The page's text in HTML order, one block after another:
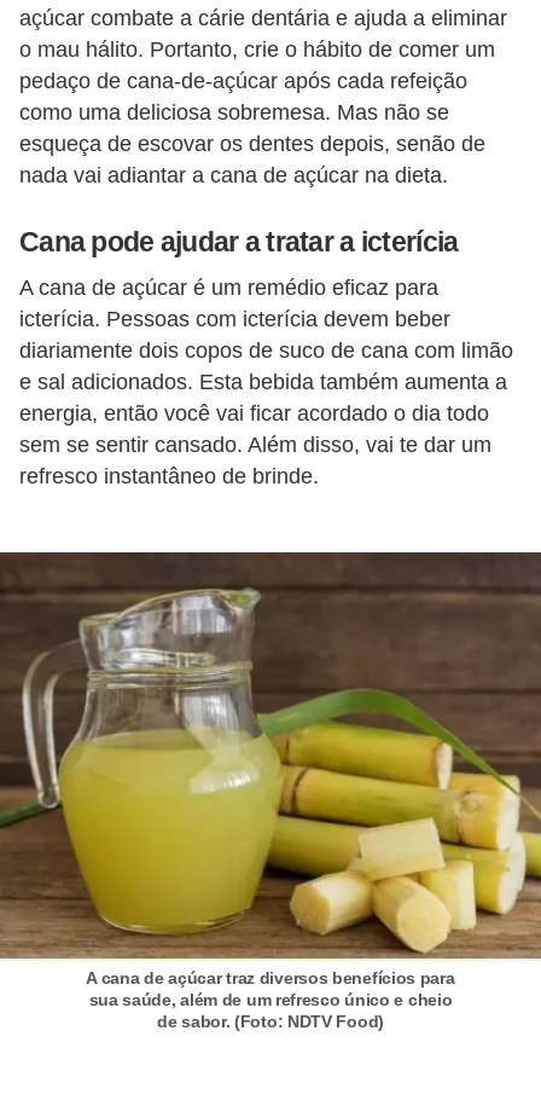
açúcar combate a cárie dentária e ajuda a eliminar
o mau hálito. Portanto, crie o hábito de comer um
pedaço de cana-de-açúcar após cada refeição
como uma deliciosa sobremesa. Mas não se
esqueça de escovar os dentes depois, senão de
nada vai adiantar a cana de açúcar na dieta.
Cana pode ajudar a tratar a icterícia
A cana de açúcar é um remédio eficaz para
icterícia. Pessoas com icterícia devem beber
diariamente dois copos de suco de cana com limão
e sal adicionados. Esta bebida também aumenta a
energia, então você vai ficar acordado o dia todo
sem se sentir cansado. Além disso, vai te dar um
refresco instantâneo de brinde.
A cana de açúcar traz diversos benefícios para
sua saúde, além de um refresco único e cheio
de sabor. (Foto: NDTV Food)
i
r
o
s